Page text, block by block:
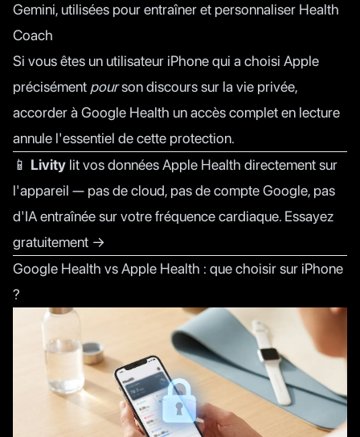
Gemini, utilisées pour entraîner et personnaliser Health
Coach
Si vous êtes un utilisateur iPhone qui a choisi Apple
précisément pourson discours sur la vie privée,
accorder à Google Health un accès complet en lecture
annule l'essentiel de cette protection.
📱 Livity lit vos données Apple Health directement sur
l'appareil — pas de cloud, pas de compte Google, pas
d'IA entraînée sur votre fréquence cardiaque. Essayez
gratuitement →
Google Health vs Apple Health : que choisir sur iPhone
?